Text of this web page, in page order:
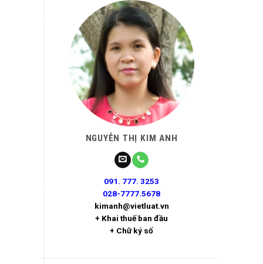
NGUYỄN THỊ KIM ANH
091. 777. 3253
028-7777.5678
kimanh@vietluat.vn
+ Khai thuế ban đầu
+ Chữ ký số